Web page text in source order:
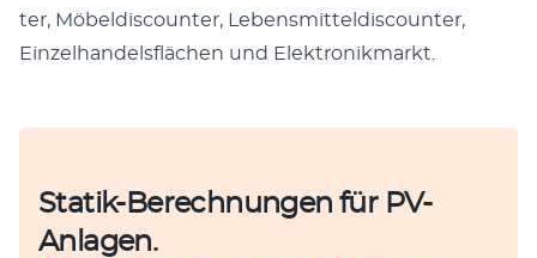
ter, Möbeld­is­counter, Lebens­mit­teld­is­counter,
Einzel­han­dels­flächen und Elek­tron­ikmarkt.
Statik-Berechnungen für PV-
Anlagen.